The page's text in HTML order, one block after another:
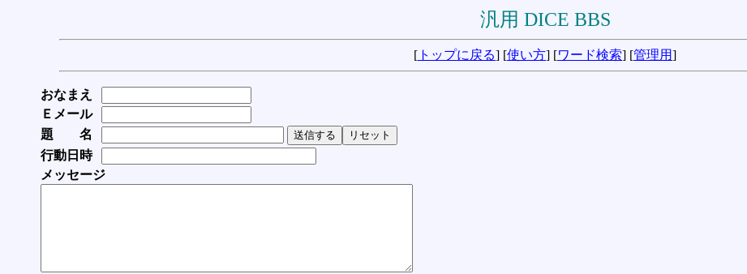
汎用 DICE BBS
[ トップに戻る] [使い方] [ワード検索] [管理用]
おなまえ
Ｅメール
題 名
行動日時
メッセージ